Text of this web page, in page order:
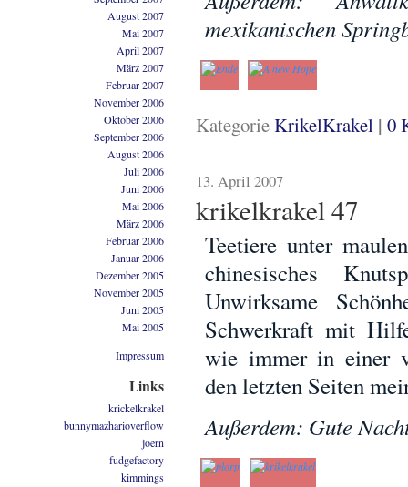
mexikanischen
KategorieKrikelKrakel | 0
13. April 2007
krikelkrakel 47
Teetiere unter
chinesisches
Unwirksame
Schwerkraft mit
wie immer in einer
den letzten Seiten
Außerdem: Gute
August 2007
Mai 2007
April 2007
März 2007
Februar 2007
November 2006
Oktober 2006
September 2006
August 2006
Juli 2006
Juni 2006
Mai 2006
März 2006
Februar 2006
Januar 2006
Dezember 2005
November 2005
Juni 2005
Mai 2005
Impressum
Links
krickelkrakel
bunnymazharioverflow
joern
fudgefactory
kimmings